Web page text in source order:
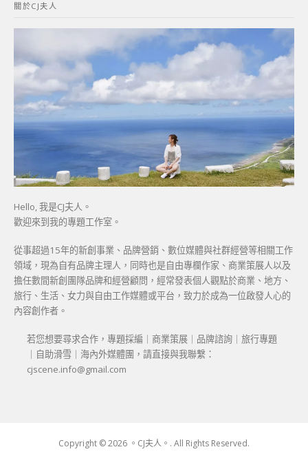
字:
關於CJ夫人
Hello, 我是CJ夫人。
歡迎來到我的專題工作室。
從事超過15年的新創事業、品牌營銷、數位媒體與社群經營等相關工作
領域，現為自有品牌主理人，同時也是自由專欄作家、商業策展人以及
擔任數間新創團隊品牌和經營顧問，經常發表個人觀點於商業、地方、
旅行、生活、女力與自由工作媒體或平台，致力於成為一位啟發人心的
內容創作者。
若您想要尋求合作，專題採編｜商業策展｜品牌諮詢｜旅行專題
｜自助滑雪｜海內外媒體團，請直接與我聯繫：
cjscene.info@gmail.com
Copyright © 2026 。CJ夫人。. All Rights Reserved.